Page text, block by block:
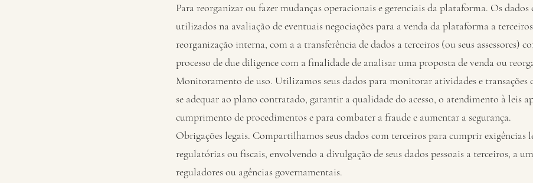
Para reorganizar ou fazer mudanças operacionais e gerenciais da plataforma. Os dados
utilizados na avaliação de eventuais negociações para a venda da plataforma a
reorganização interna, com a a transferência de dados a terceiros (ou seus assessores)
processo de due diligence com a finalidade de analisar uma proposta de venda ou
Monitoramento de uso. Utilizamos seus dados para monitorar atividades e transações
se adequar ao plano contratado, garantir a qualidade do acesso, o atendimento à leis
cumprimento de procedimentos e para combater a fraude e aumentar a segurança.
Obrigações legais. Compartilhamos seus dados com terceiros para cumprir exigências
regulatórias ou fiscais, envolvendo a divulgação de seus dados pessoais a terceiros, a
reguladores ou agências governamentais.